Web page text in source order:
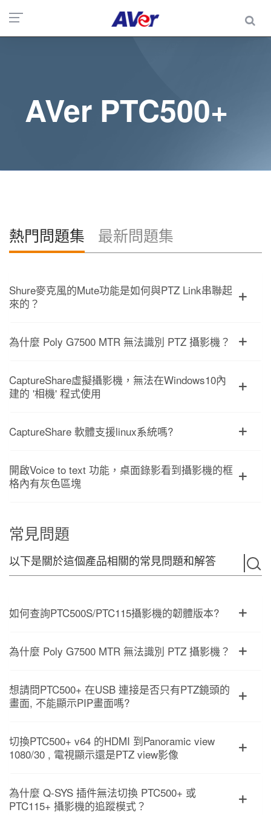
AVer PTC500+
熱門問題集 最新問題集
Shure麥克風的Mute功能是如何與PTZ Link串聯起
來的？
為什麼 Poly G7500 MTR 無法識別 PTZ 攝影機？
CaptureShare虛擬攝影機，無法在Windows10內
建的 '相機' 程式使用
CaptureShare 軟體支援linux系統嗎?
開啟Voice to text 功能，桌面錄影看到攝影機的框
格內有灰色區塊
常見問題
以下是關於這個產品相關的常見問題和解答
如何查詢PTC500S/PTC115攝影機的韌體版本?
為什麼 Poly G7500 MTR 無法識別 PTZ 攝影機？
想請問PTC500+ 在USB 連接是否只有PTZ鏡頭的
畫面, 不能顯示PIP畫面嗎?
切換PTC500+ v64 的HDMI 到Panoramic view
1080/30 , 電視顯示還是PTZ view影像
為什麼 Q-SYS 插件無法切換 PTC500+ 或
PTC115+ 攝影機的追蹤模式？